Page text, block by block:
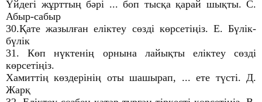
Үйдегі жұрттың бәрі ... боп тысқа қарай шықты. С.
Абыр-сабыр
30.Қате жазылған еліктеу сөзді көрсетіңіз. Е. Бүлік-
бүлік
31. Көп нүктенің орнына лайықты еліктеу сөзді
көрсетіңіз.
Хамиттің көздерінің оты шашырап, ... ете түсті. Д.
Жарқ